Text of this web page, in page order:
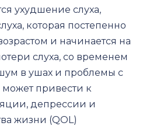
ухудшение слуха,
которая постепенно
и начинается на
слуха, со временем
в ушах и проблемы с
привести к
депрессии и
жизни (QOL)